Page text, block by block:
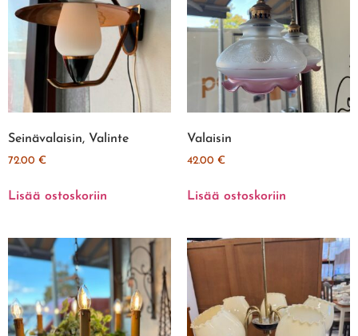
Seinävalaisin, Valinte
72.00 €
Lisää ostoskoriin
Valaisin
42.00 €
Lisää ostoskoriin